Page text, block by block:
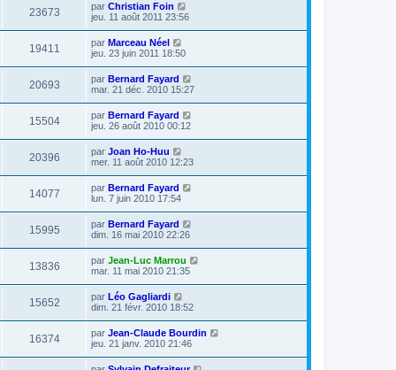
23673 par Christian Foin
jeu. 11 août 2011 23:56
19411 par Marceau Néel
jeu. 23 juin 2011 18:50
20693 par Bernard Fayard
mar. 21 déc. 2010 15:27
15504 par Bernard Fayard
jeu. 26 août 2010 00:12
20396 par Joan Ho-Huu
mer. 11 août 2010 12:23
14077 par Bernard Fayard
lun. 7 juin 2010 17:54
15995 par Bernard Fayard
dim. 16 mai 2010 22:26
13836 par Jean-Luc Marrou
mar. 11 mai 2010 21:35
15652 par Léo Gagliardi
dim. 21 févr. 2010 18:52
16374 par Jean-Claude Bourdin
jeu. 21 janv. 2010 21:46